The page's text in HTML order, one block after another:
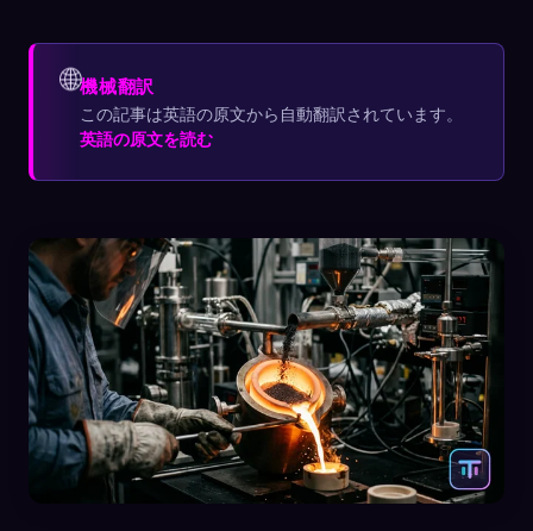
🌐機械翻訳
この記事は英語の原文から自動翻訳されています。
英語の原文を読む